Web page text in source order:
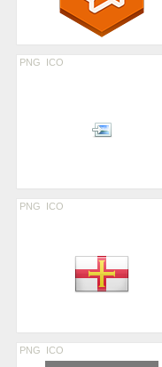
PNG ICO
PNG ICO
PNG ICO